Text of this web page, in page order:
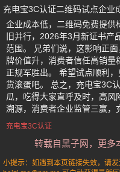
充电宝3C认证二维码试点企业
企业成本低，二维码免费提供
旧并行，2026年3月新证书
范围。 兄弟们说，这影响正
牌价值升，消费者信任高销
正规军胜出。 希望试点顺利
货滚蛋吧。 总之，充电宝3C
瓜，吃得大家直呼及时，高
溯源，消费者企业监管三赢，
充电宝3C认证
转载自黑子网，更多
小提示：如遇到本页链接失效，请